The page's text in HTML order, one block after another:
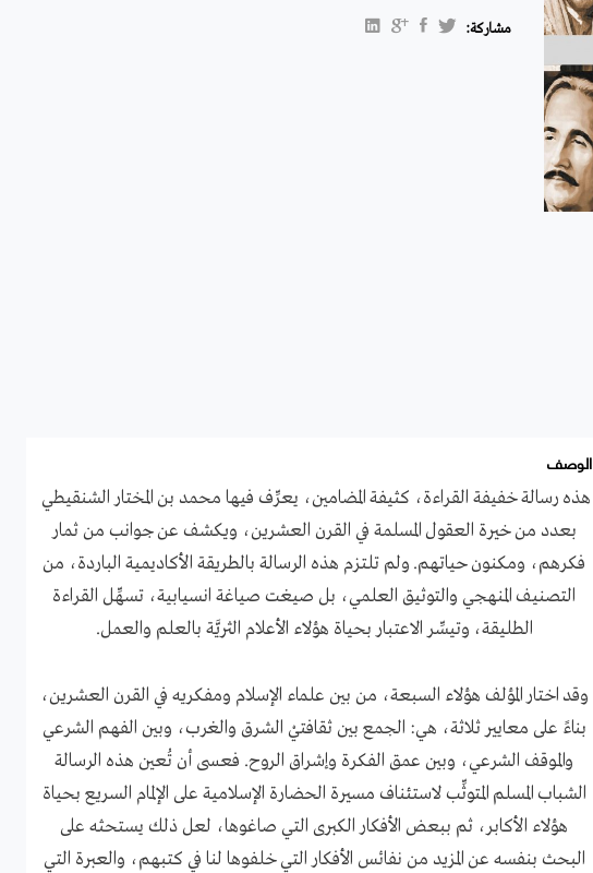
مشاركة:
الوصف
هذه رسالة خفيفة القراءة، كثيفة المضامين، يعرِّف فيها محمد بن المختار الشنقيطي
بعدد من خيرة العقول المسلمة في القرن العشرين، ويكشف عن جوانب من ثمار
فكرهم، ومكنون حياتهم. ولم تلتزم هذه الرسالة بالطريقة الأكاديمية الباردة، من
التصنيف المنهجي والتوثيق العلمي، بل صيغت صياغة انسيابية، تسهِّل القراءة
الطليقة، وتيسِّر الاعتبار بحياة هؤلاء الأعلام الثريَّة بالعلم والعمل.
وقد اختار المؤلف هؤلاء السبعة، من بين علماء الإسلام ومفكريه في القرن العشرين،
بناءً على معايير ثلاثة، هي: الجمع بين ثقافتيْ الشرق والغرب، وبين الفهم الشرعي
والموقف الشرعي، وبين عمق الفكرة وإشراق الروح. فعسى أن تُعين هذه الرسالة
الشباب المسلم المتوثِّب لاستئناف مسيرة الحضارة الإسلامية على الإلمام السريع بحياة
هؤلاء الأكابر، ثم ببعض الأفكار الكبرى التي صاغوها، لعل ذلك يستحثه على
البحث بنفسه عن المزيد من نفائس الأفكار التي خلفوها لنا في كتبهم، والعبرة التي